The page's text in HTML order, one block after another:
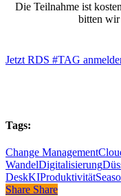
Die Teilnahme ist
bitten wir
Jetzt RDS #TAG
Tags:
Change Management
WandelDigitalisierung
DeskKIProduktivität
Share
Share Share